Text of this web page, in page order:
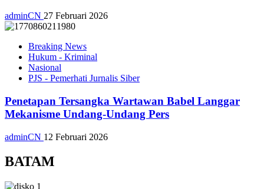
adminCN 27 Februari 2026
Breaking News
Hukum - Kriminal
Nasional
PJS - Pemerhati Jurnalis Siber
Penetapan Tersangka Wartawan Babel Langgar
Mekanisme Undang-Undang Pers
adminCN 12 Februari 2026
BATAM